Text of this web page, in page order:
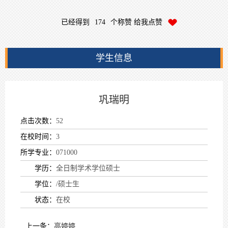
已经得到 174 个称赞 给我点赞
学生信息
巩瑞明
点击次数： 52
在校时间： 3
所学专业： 071000
学历： 全日制学术学位硕士
学位： /硕士生
状态： 在校
上一条： 高婷婷